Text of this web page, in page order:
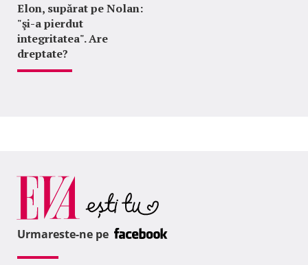
Elon, supărat pe Nolan:
"şi-a pierdut
integritatea". Are
dreptate?
Urmareste-ne pe